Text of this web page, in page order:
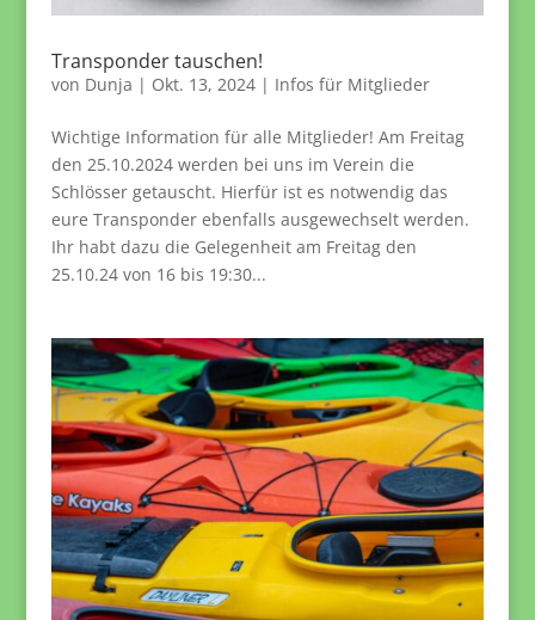
Transponder tauschen!
von Dunja | Okt. 13, 2024| Infos für Mitglieder
Wichtige Information für alle Mitglieder! Am Freitag
den 25.10.2024 werden bei uns im Verein die
Schlösser getauscht. Hierfür ist es notwendig das
eure Transponder ebenfalls ausgewechselt werden.
Ihr habt dazu die Gelegenheit am Freitag den
25.10.24 von 16 bis 19:30...